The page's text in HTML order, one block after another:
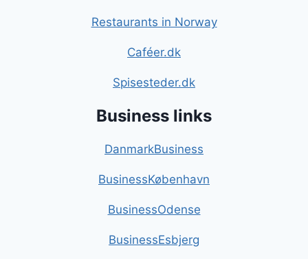
Restaurants in Norway
Caféer.dk
Spisesteder.dk
Business links
DanmarkBusiness
BusinessKøbenhavn
BusinessOdense
BusinessEsbjerg